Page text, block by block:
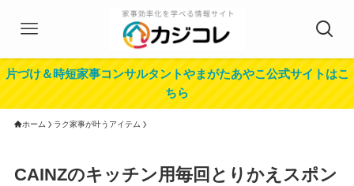
片づけ＆時短家事コンサルタントやまがたあやこ公式サイトはこ
ちら
ホーム ラク家事が叶うアイテム
CAINZのキッチン用毎回とりかえスポン